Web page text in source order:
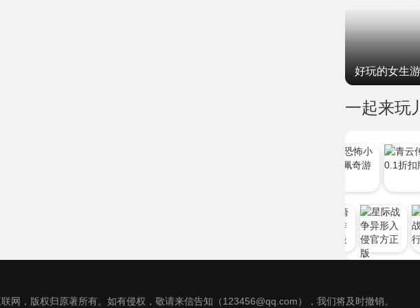
好玩的女生
一起来玩
网，版权归原著所有。如有侵权，敬请来信告知（123456@qq.com），我们将及时撤销。